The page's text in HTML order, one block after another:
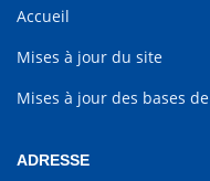
Accueil
Mises à jour du site
Mises à jour des bases
ADRESSE